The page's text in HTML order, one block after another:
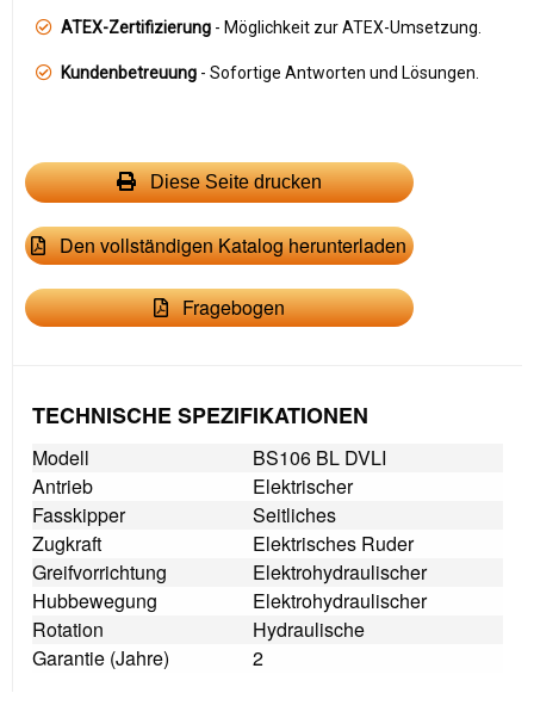
ATEX-Zertifizierung - Möglichkeit zur ATEX-Umsetzung.
Kundenbetreuung - Sofortige Antworten und Lösungen.
Diese Seite drucken
Den vollständigen Katalog herunterladen
Fragebogen
TECHNISCHE SPEZIFIKATIONEN
Modell
BS106 BL DVLI
Antrieb
Elektrischer
Fasskipper
Seitliches
Zugkraft
Elektrisches Ruder
Greifvorrichtung
Elektrohydraulischer
Hubbewegung
Elektrohydraulischer
Rotation
Hydraulische
Garantie (Jahre)
2